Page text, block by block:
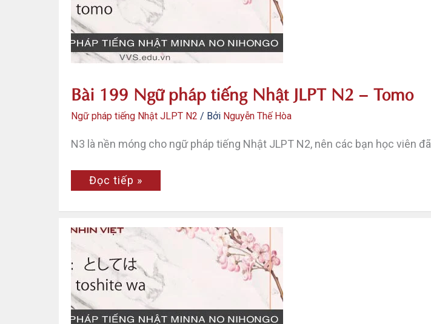
ni
Bài 199 Ngữ pháp tiếng Nhật JLPT N2 – Tomo
Ngữ pháp tiếng Nhật JLPT N2 / Bởi Nguyễn Thế Hòa
N3 là nền móng cho ngữ pháp tiếng Nhật JLPT N2, nên các bạn học viên đã
Bài
199
pháp
Nhật
N2
–
Tomo
Đọc tiếp »